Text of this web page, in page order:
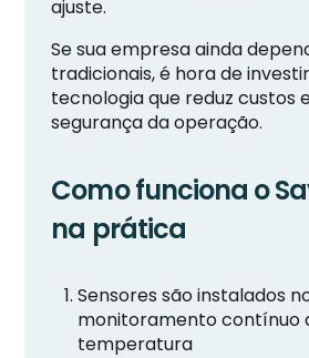
ajuste.
Se sua empresa ainda
tradicionais, é hora de
tecnologia que reduz custos
segurança da operação.
Como funciona o
na prática
Sensores são instalados
monitoramento contínuo
temperatura